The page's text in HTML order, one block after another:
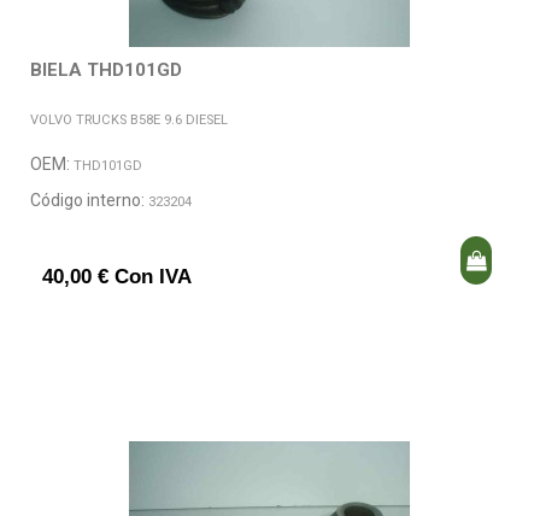
BIELA THD101GD
VOLVO TRUCKS B58E 9.6 DIESEL
OEM: THD101GD
Código interno: 323204
40,00 € Con IVA